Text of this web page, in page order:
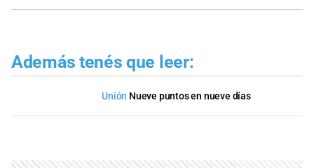
Además tenés que leer:
Unión Nueve puntos en nueve días